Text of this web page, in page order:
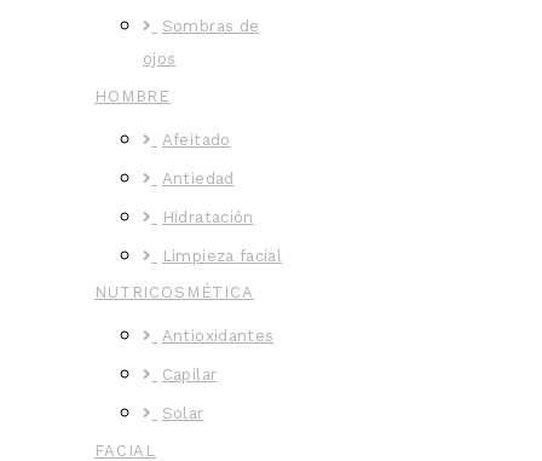
Sombras de
ojos
HOMBRE
Afeitado
Antiedad
Hidratación
Limpieza facial
NUTRICOSMÉTICA
Antioxidantes
Capilar
Solar
FACIAL